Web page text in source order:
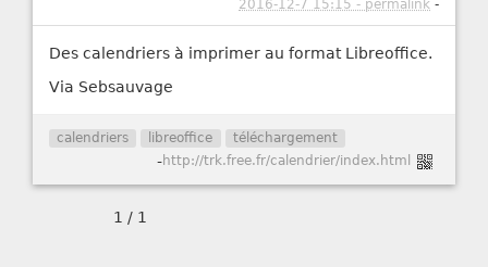
2016-12-7 15:15 - permalink -
Des calendriers à imprimer au format Libreoffice.
Via Sebsauvage
calendriers libreoffice téléchargement
-http://trk.free.fr/calendrier/index.html
1 / 1